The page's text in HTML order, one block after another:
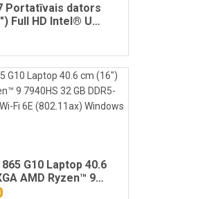
Portatīvais dators
Full HD Intel® U
SDRAM 512 GB
Windows 11
G10 Laptop 40.6
AMD Ryzen™ 9
DDR5-SDRAM 1 TB